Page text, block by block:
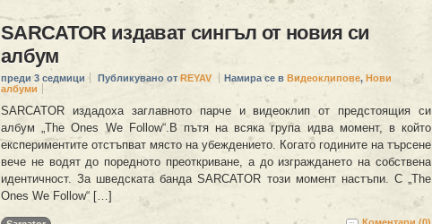
SARCATOR издават сингъл от новия си
албум
преди 3 седмици Публикувано от REYAV Намира се в Видеоклипове, Нови
албуми
SARCATOR издадоха заглавното парче и видеоклип от предстоящия си
албум „The Ones We Follow“.В пътя на всяка група идва момент, в който
експериментите отстъпват място на убеждението. Когато годините на търсене
вече не водят до поредното преоткриване, а до изграждането на собствена
идентичност. За шведската банда SARCATOR този момент настъпи. С „The
Ones We Follow“ […]